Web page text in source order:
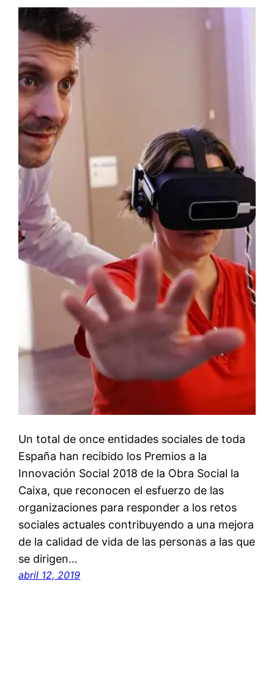
Un total de once entidades sociales de toda
España han recibido los Premios a la
Innovación Social 2018 de la Obra Social la
Caixa, que reconocen el esfuerzo de las
organizaciones para responder a los retos
sociales actuales contribuyendo a una mejora
de la calidad de vida de las personas a las que
se dirigen…
abril 12, 2019